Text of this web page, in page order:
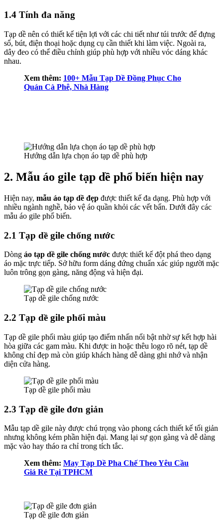
1.4 Tính đa năng
Tạp dề nên có thiết kế tiện lợi với các chi tiết như túi trước để đựng
sổ, bút, điện thoại hoặc dụng cụ cần thiết khi làm việc. Ngoài ra,
dây đeo có thể điều chỉnh giúp phù hợp với nhiều vóc dáng khác
nhau.
Xem thêm: 100+ Mẫu Tạp Dề Đồng Phục Cho
Quán Cà Phê, Nhà Hàng
Hướng dẫn lựa chọn áo tạp dề phù hợp
2. Mẫu áo gile tạp dề phổ biến hiện nay
Hiện nay, mẫu áo tạp dề đẹp được thiết kế đa dạng. Phù hợp với
nhiều ngành nghề, bảo vệ áo quần khỏi các vết bẩn. Dưới đây các
mẫu áo gile phổ biến.
2.1 Tạp dề gile chống nước
Dòng áo tạp dề gile chống nước được thiết kế đột phá theo dạng
áo mặc trực tiếp. Sở hữu form dáng đứng chuẩn xác giúp người mặc
luôn trông gọn gàng, năng động và hiện đại.
Tạp dề gile chống nước
2.2 Tạp dề gile phối màu
Tạp dề gile phối màu giúp tạo điểm nhấn nổi bật nhờ sự kết hợp hài
hòa giữa các gam màu. Khi được in hoặc thêu logo rõ nét, tạp dề
không chỉ đẹp mà còn giúp khách hàng dễ dàng ghi nhớ và nhận
diện cửa hàng.
Tạp dề gile phối màu
2.3 Tạp dề gile đơn giản
Mẫu tạp dề gile này được chú trọng vào phong cách thiết kế tối giản
nhưng không kém phần hiện đại. Mang lại sự gọn gàng và dễ dàng
mặc vào hay tháo ra chỉ trong tích tắc.
Xem thêm: May Tạp Dề Pha Chế Theo Yêu Cầu
Giá Rẻ Tại TPHCM
Tạp dề gile đơn giản